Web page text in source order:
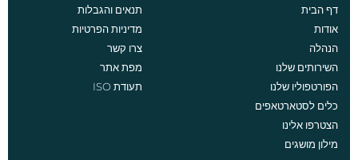
דף הבית
אודות
הנהלה
השירותים שלנו
הפורטפוליו שלנו
כלים לסטארטאפים
הצטרפו אלינו
מילון מושגים
תנאים והגבלות
מדיניות הפרטיות
צרו קשר
מפת אתר
תעודת ISO